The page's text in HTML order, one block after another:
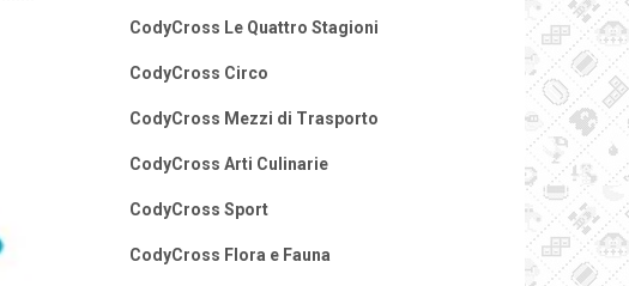
CodyCross Le Quattro Stagioni
CodyCross Circo
CodyCross Mezzi di Trasporto
CodyCross Arti Culinarie
CodyCross Sport
CodyCross Flora e Fauna